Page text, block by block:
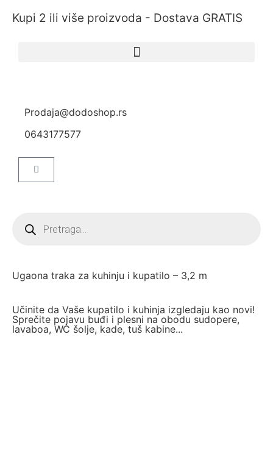
Kupi 2 ili više proizvoda - Dostava GRATIS
Prodaja@dodoshop.rs
0643177577
Ugaona traka za kuhinju i kupatilo – 3,2 m
Učinite da Vaše kupatilo i kuhinja izgledaju kao novi!
Sprečite pojavu buđi i plesni na obodu sudopere,
lavaboa, WC šolje, kade, tuš kabine...